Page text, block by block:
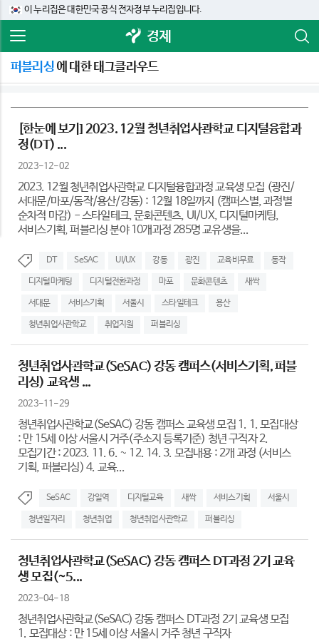
이 누리집은 대한민국 공식 전자정부 누리집입니다.
경제
퍼블리싱에 대한 태그클라우드
[한눈에 보기] 2023. 12월 청년취업사관학교 디지털융합과
정(DT) ...
2023-12-02
2023. 12월 청년취업사관학교 디지털융합과정 교육생 모집 (광진/
서대문/마포/동작/용산/강동) : 12월 18일까지 (캠퍼스별, 과정별
순차적 마감) - 스타일테크, 문화콘텐츠, UI/UX, 디지털마케팅,
서비스기획, 퍼블리싱 분야 10개과정 285명 교유생을...
DT SeSAC UI/UX 강동 광진 교육비무료 동작
디지털마케팅 디지털전환과정 마포 문화콘텐츠 새싹
서대문 서비스기획 서울시 스타일테크 용산
청년취업사관학교 취업지원 퍼블리싱
청년취업사관학교(SeSAC) 강동 캠퍼스(서비스기획, 퍼블
리싱) 교육생 ...
2023-11-29
청년취업사관학교(SeSAC) 강동 캠퍼스 교육생 모집 1. 1. 모집대상
: 만 15세 이상 서울시 거주(주소지 등록기준) 청년 구직자 2.
모집기간 : 2023. 11. 6. ~ 12. 14. 3. 모집내용 : 2개 과정 (서비스
기획, 퍼블리싱) 4. 교육...
SeSAC 강일역 디지털교육 새싹 서비스기획 서울시
청년일자리 청년취업 청년취업사관학교 퍼블리싱
청년취업사관학교(SeSAC) 강동 캠퍼스 DT과정 2기 교육
생 모집(~5...
2023-04-18
청년취업사관학교(SeSAC) 강동 캠퍼스 DT과정 2기 교육생 모집
1. 모집대상 : 만 15세 이상 서울시 거주 청년 구직자